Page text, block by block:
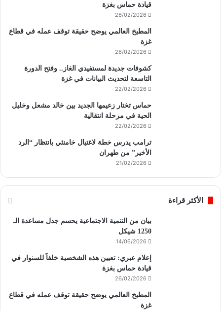
قيادة حماس بغزة
26/02/2026
المطبخ العالمي يوضح حقيقة توقف عمله في قطاع
غزة
26/02/2026
كشوفات جديدة لمستفيدي الغاز.. وفتح الدورة
التاسعة لتحديث البيانات في غزة
22/02/2026
حماس تختار زعيمها الجديد بين خالد مشعل وخليل
الحية في مرحلة انتقالية
22/02/2026
ترامب يدرس خطة لاغتيال خامنئي بانتظار “الرد
الأخير” من طهران
21/02/2026
الأكثر قراءة
بيان من التنمية الاجتماعية يحسم جدل مساعدة الـ
1250 شيكل
14/06/2026
إعلام عبري: تعيين هذه الشخصية خلفاً للسنوار في
قيادة حماس بغزة
26/02/2026
المطبخ العالمي يوضح حقيقة توقف عمله في قطاع
غزة